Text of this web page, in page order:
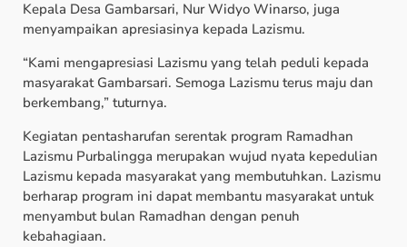
Kepala Desa Gambarsari, Nur Widyo Winarso, juga
menyampaikan apresiasinya kepada Lazismu.
“Kami mengapresiasi Lazismu yang telah peduli kepada
masyarakat Gambarsari. Semoga Lazismu terus maju dan
berkembang,” tuturnya.
Kegiatan pentasharufan serentak program Ramadhan
Lazismu Purbalingga merupakan wujud nyata kepedulian
Lazismu kepada masyarakat yang membutuhkan. Lazismu
berharap program ini dapat membantu masyarakat untuk
menyambut bulan Ramadhan dengan penuh
kebahagiaan.